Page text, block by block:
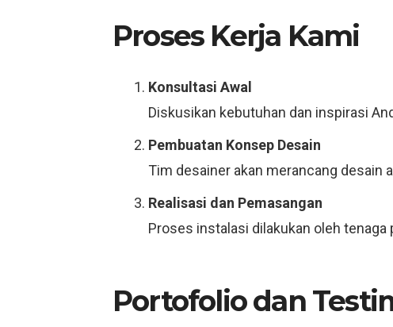
Proses Kerja Kami
Konsultasi Awal
Diskusikan kebutuhan dan inspirasi
Pembuatan Konsep Desain
Tim desainer akan merancang desain
Realisasi dan Pemasangan
Proses instalasi dilakukan oleh
Portofolio dan